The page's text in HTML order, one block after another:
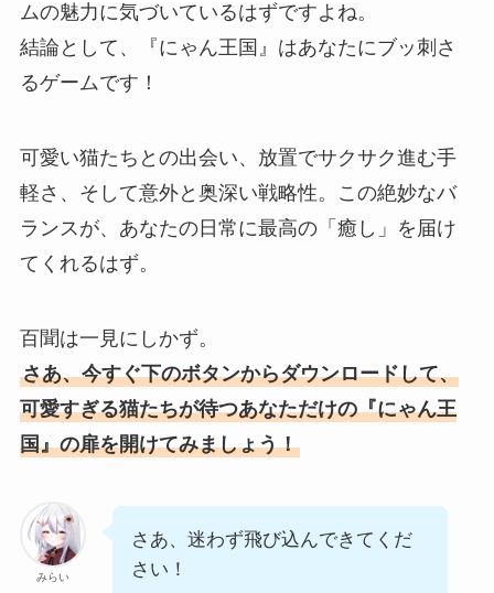
ムの魅力に気づいているはずですよね。
結論として、『にゃん王国』はあなたにブッ刺さ
るゲームです！
可愛い猫たちとの出会い、放置でサクサク進む手
軽さ、そして意外と奥深い戦略性。この絶妙なバ
ランスが、あなたの日常に最高の「癒し」を届け
てくれるはず。
百聞は一見にしかず。
さあ、今すぐ下のボタンからダウンロードして、
可愛すぎる猫たちが待つあなただけの『にゃん王
国』の扉を開けてみましょう！
みらい
さあ、迷わず飛び込んできてくだ
さい！